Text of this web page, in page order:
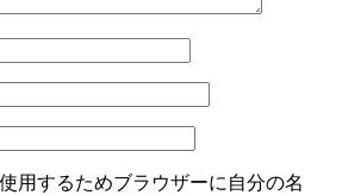
用するためブラウザーに自分の名